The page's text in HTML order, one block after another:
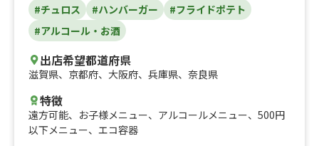
#チュロス #ハンバーガー
#フライドポテト
#アルコール・お酒
出店希望都道府県
滋賀県、 京都府、 大阪府、 兵庫県、 奈良県
特徴
遠方可能、 お子様メニュー、 アルコールメニュー、 500円
以下メニュー、 エコ容器